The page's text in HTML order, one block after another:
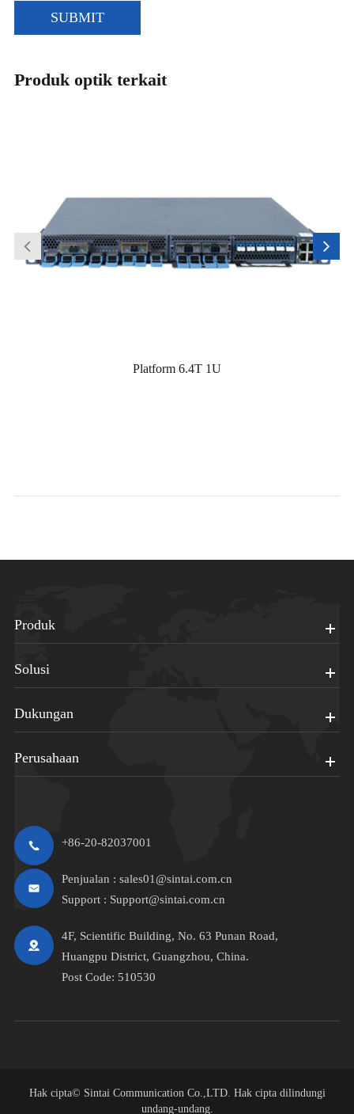
SUBMIT
Produk optik terkait
Platform 6.4T 1U
Produk
Solusi
Dukungan
Perusahaan
+86-20-82037001
Penjualan : sales01@sintai.com.cn
Support : Support@sintai.com.cn
4F, Scientific Building, No. 63 Punan Road,
Huangpu District, Guangzhou, China.
Post Code: 510530
Hak cipta© Sintai Communication Co.,LTD. Hak cipta dilindungi
undang-undang.